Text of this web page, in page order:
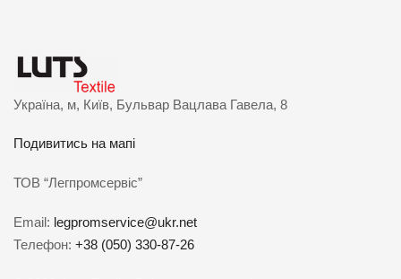
Україна, м, Київ, Бульвар Вацлава Гавела, 8
Подивитись на мапі
ТОВ “Легпромсервіс”
Email: legpromservice@ukr.net
Телефон: +38 (050) 330-87-26